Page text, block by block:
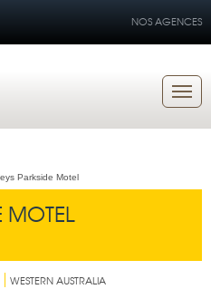
NOS AGENCES
MOTEL
WESTERN AUSTRALIA